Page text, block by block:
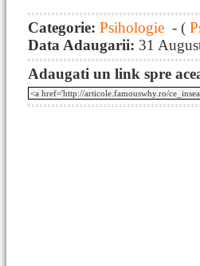
Categorie: Psihologie - (
Data Adaugarii: 31
Adaugati un link spre